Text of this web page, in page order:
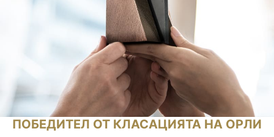
ПОБЕДИТЕЛ ОТ КЛАСАЦИЯТА НА ОРЛИ